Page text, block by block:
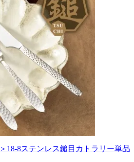
18-8ステンレス鎚目カトラリー単品